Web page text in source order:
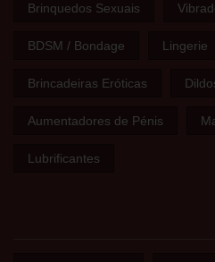
Brinquedos Sexuais
BDSM / Bondage Lingerie
Brincadeiras Eróticas
Aumentadores de Pénis
Lubrificantes